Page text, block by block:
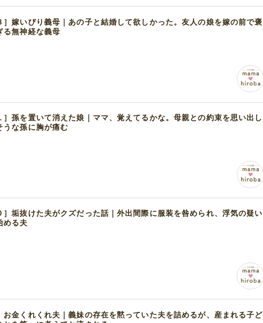
］嫁いびり義母｜あの子と結婚して欲しかった。友人の娘を嫁の前で褒
る無神経な義母
］孫を置いて消えた娘｜ママ、覚えてるかな。母親との約束を思い出し
うな孫に胸が痛む
］垢抜けた夫がクズだった話｜外出間際に服装を咎められ、浮気の疑い
める夫
お金くれくれ夫｜義妹の存在を黙っていた夫を詰めるが、産まれる子ど